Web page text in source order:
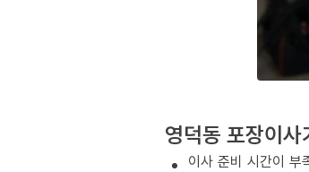
영덕동 포장이
이사 준비 시간이 부